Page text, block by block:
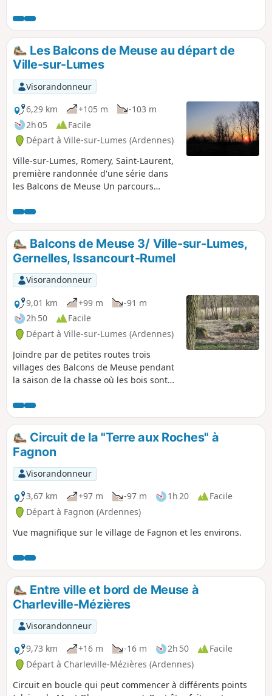
Les Balcons de Meuse au départ de
Ville-sur-Lumes
Visorandonneur
6,29 km
+105 m
-103 m
2h 05
Facile
Départ à Ville-sur-Lumes (Ardennes)
Ville-sur-Lumes, Romery, Saint-Laurent,
première randonnée d'une série dans
les Balcons de Meuse Un parcours
Meuse, empruntant des sentiers et des
chemins de prairies et passant par des
carrières .
Balcons de Meuse 3/ Ville-sur-Lumes,
Gernelles, Issancourt-Rumel
Visorandonneur
9,01 km
+99 m
-91 m
2h 50
Facile
Départ à Ville-sur-Lumes (Ardennes)
Joindre par de petites routes trois
villages des Balcons de Meuse pendant
la saison de la chasse où les bois sont
agréable et permet de découvrir des
endroits privilégiés. Il peut se joindre à
la randonnée n°1 qu'il prolongerait.
Circuit de la "Terre aux Roches" à
Fagnon
Visorandonneur
3,67 km
+97 m -97 m 1h 20
Facile
Départ à Fagnon (Ardennes)
Vue magnifique sur le village de Fagnon et les environs.
Entre ville et bord de Meuse à
Charleville-Mézières
Visorandonneur
9,73 km
+16 m -16 m 2h 50
Facile
Départ à Charleville-Mézières (Ardennes)
Circuit en boucle qui peut commencer à différents points